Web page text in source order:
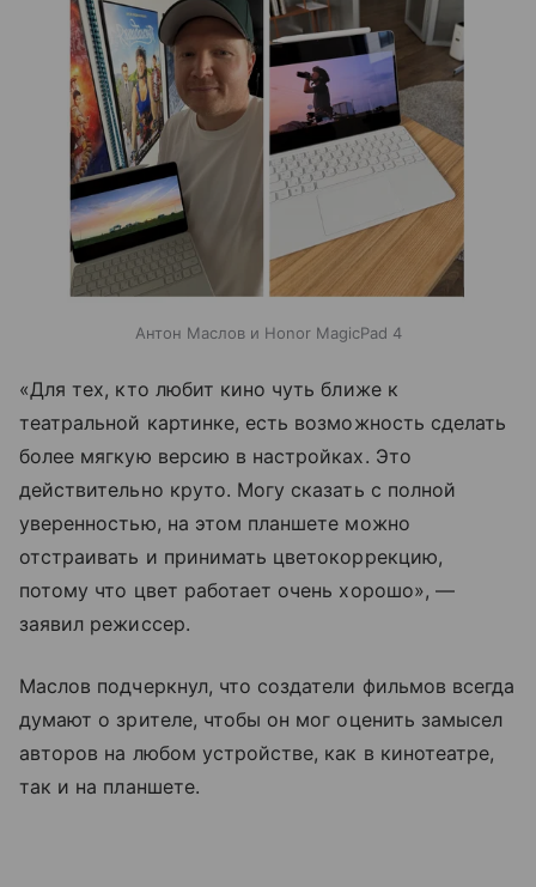
Антон Маслов и Honor MagicPad 4
«Для тех, кто любит кино чуть ближе к
театральной картинке, есть возможность сделать
более мягкую версию в настройках. Это
действительно круто. Могу сказать с полной
уверенностью, на этом планшете можно
отстраивать и принимать цветокоррекцию,
потому что цвет работает очень хорошо», —
заявил режиссер.
Маслов подчеркнул, что создатели фильмов всегда
думают о зрителе, чтобы он мог оценить замысел
авторов на любом устройстве, как в кинотеатре,
так и на планшете.